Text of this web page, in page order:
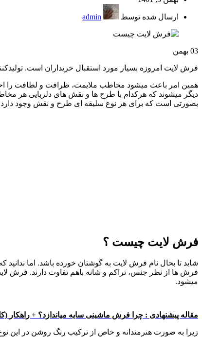
ارسال شده توسط admin
03 بهمن
فرش لایت امروزه بسیار مورد استقبال خریداران است.
همین امر باعث میشود مخاطب ملایمت، ظرافت و لطافت را
دیگر میشوند که هرکدام با طرح ها و نقش های دلربایی هر
بصورتی است که برای هر نوع سلیقه ای طرح و نقش وجود
فرش لایت چیست ؟
شاید تا بحال نام فرش لایت به گوشتان خورده باشد. اما
فرش ها از نظر جنس، تراکم و شانه باهم تفاوت دارند. فرش
میشود.
مقاله پیشنهادی : چرا فرش ماشینی سایه میاندازد؟ + راهکار
زیرا به صورت هنرمندانه و خاص از ترکیب رنگ روشن در این